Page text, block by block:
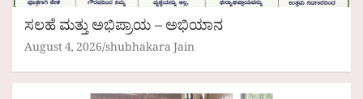
ಸಲಹೆ ಮತ್ತು ಅಭಿಪ್ರಾಯ – ಅಭಿಯಾನ
August 4, 2026 shubhakara Jain